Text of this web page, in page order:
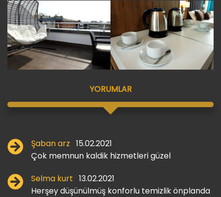
YORUMLAR
Şaban arz 15.02.2021
Çok memnun kaldik hizmetleri güzel
Selma kurt 13.02.2021
Herşey düşünülmüş konforlu temizlik önplanda